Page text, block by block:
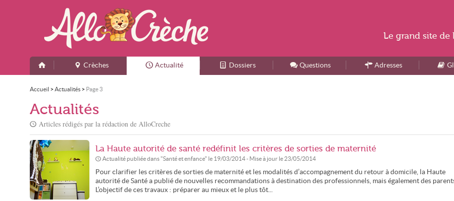
Accueil
Crèches Actualité Dossiers Questions Adresses
Accueil > Actualités > Page 3
Actualités
Articles rédigés par la rédaction de AlloCreche
La Haute autorité de santé redéfinit les critères de sorties de maternité
Actualité publiée dans "Santé et enfance" le 19/03/2014- Mise à jour le 23/05/2014
Pour clarifier les critères de sorties de maternité et les modalités d’accompagnement du retour à domicile, la Haute
autorité de Santé a publié de nouvelles recommandations à destination des professionnels, mais également des
L’objectif de ces travaux : préparer au mieux et le plus tôt...
Le grand site de